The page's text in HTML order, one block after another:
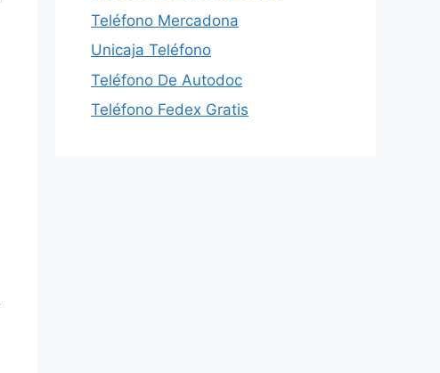
Teléfono Mercadona
Unicaja Teléfono
Teléfono De Autodoc
Teléfono Fedex Gratis